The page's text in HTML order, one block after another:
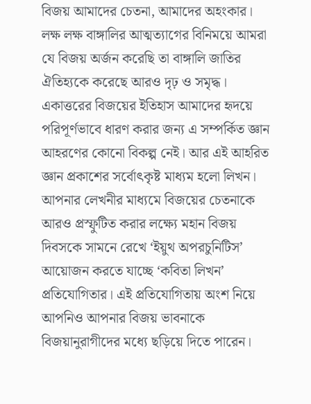
বিজয় আমাদের চেতনা, আমাদের অহংকার।
লক্ষ লক্ষ বাঙ্গালির আত্মত্যাগের বিনিময়ে আমরা
যে বিজয় অর্জন করেছি তা বাঙ্গালি জাতির
ঐতিহ্যকে করেছে আরও দৃঢ় ও সমৃদ্ধ।
একাত্তরের বিজয়ের ইতিহাস আমাদের হৃদয়ে
পরিপূর্ণভাবে ধারণ করার জন্য এ সম্পর্কিত জ্ঞান
আহরণের কোনো বিকল্প নেই। আর এই আহরিত
জ্ঞান প্রকাশের সর্বোৎকৃষ্ট মাধ্যম হলো লিখন।
আপনার লেখনীর মাধ্যমে বিজয়ের চেতনাকে
আরও প্রস্ফুটিত করার লক্ষ্যে মহান বিজয়
দিবসকে সামনে রেখে ‘ইয়ুথ অপরচুনিটিস’
আয়োজন করতে যাচ্ছে ‘কবিতা লিখন’
প্রতিযোগিতার। এই প্রতিযোগিতায় অংশ নিয়ে
আপনিও আপনার বিজয় ভাবনাকে
বিজয়ানুরাগীদের মধ্যে ছড়িয়ে দিতে পারেন।